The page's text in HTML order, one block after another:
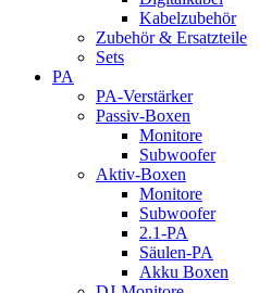
Kabelzubehör
Zubehör & Ersatzteile
Sets
PA
PA-Verstärker
Passiv-Boxen
Monitore
Subwoofer
Aktiv-Boxen
Monitore
Subwoofer
2.1-PA
Säulen-PA
Akku Boxen